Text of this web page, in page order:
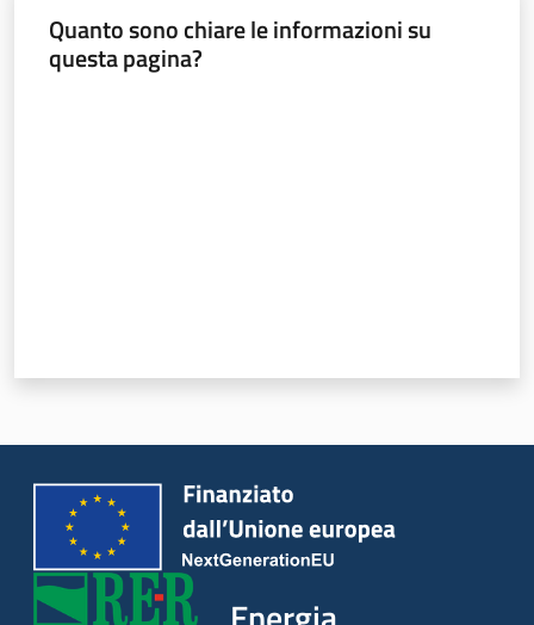
Quanto sono chiare le informazioni su
questa pagina?